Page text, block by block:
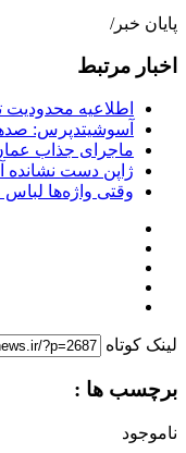
پایان خبر/
اخبار مرتبط
اطلاعیه محدودیت
آسوشیتدپرس:
ماجرای جذاب
ژاپن دست نشانده
وقتی واژه‌ها
لینک کوتاه
برچسب ها :
ناموجود